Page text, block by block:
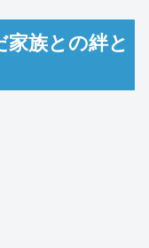
家族との絆と